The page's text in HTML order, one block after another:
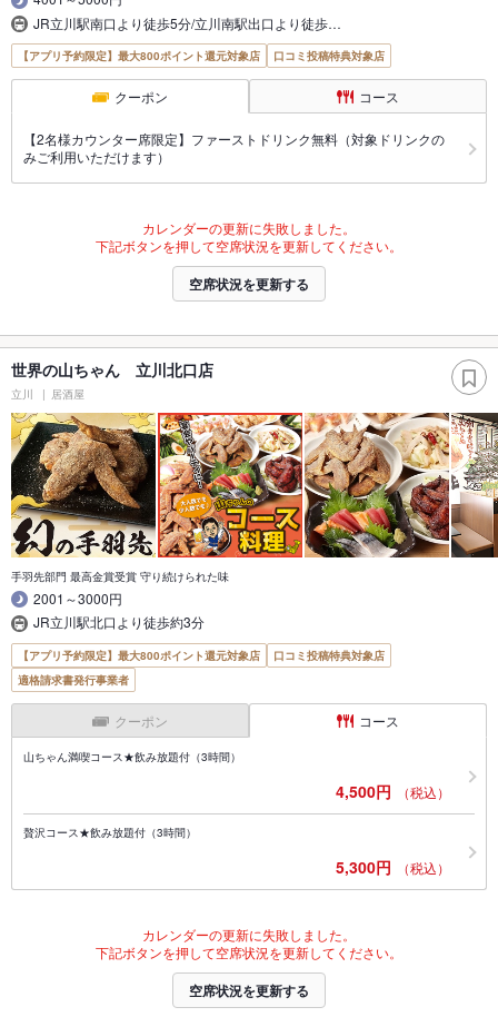
JR立川駅南口より徒歩5分/立川南駅出口より徒歩…
【アプリ予約限定】最大800ポイント還元対象店 口コミ投稿特典対象店
クーポン コース
【2名様カウンター席限定】ファーストドリンク無料（対象ドリンクの
みご利用いただけます）
カレンダーの更新に失敗しました。
下記ボタンを押して空席状況を更新してください。
空席状況を更新する
世界の山ちゃん 立川北口店
立川 居酒屋
手羽先部門 最高金賞受賞 守り続けられた味
2001～3000円
JR立川駅北口より徒歩約3分
【アプリ予約限定】最大800ポイント還元対象店
口コミ投稿特典対象店
適格請求書発行事業者
クーポン コース
山ちゃん満喫コース★飲み放題付（3時間）
4,500円 （税込）
贅沢コース★飲み放題付（3時間）
5,300円 （税込）
カレンダーの更新に失敗しました。
下記ボタンを押して空席状況を更新してください。
空席状況を更新する